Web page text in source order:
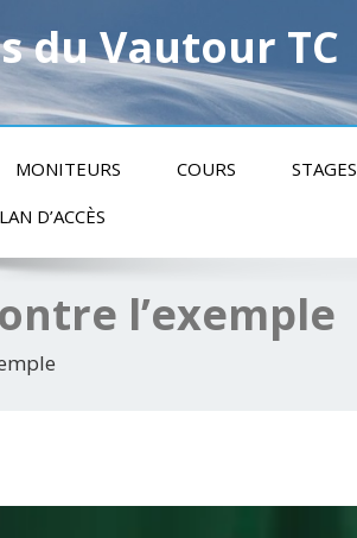
du Vautour TC
MONITEURS COURS STAGES
D’ACCÈS
l’exemple